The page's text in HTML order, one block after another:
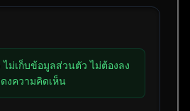
ม่เก็บข้อมูลส่วนตัว ไม่ต้องลง
งความคิดเห็น